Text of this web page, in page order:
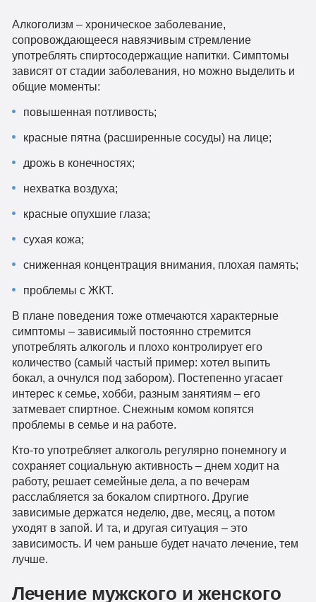
Алкоголизм – хроническое заболевание,
сопровождающееся навязчивым стремление
употреблять спиртосодержащие напитки. Симптомы
зависят от стадии заболевания, но можно выделить и
общие моменты:
повышенная потливость;
красные пятна (расширенные сосуды) на лице;
дрожь в конечностях;
нехватка воздуха;
красные опухшие глаза;
сухая кожа;
сниженная концентрация внимания, плохая память;
проблемы с ЖКТ.
В плане поведения тоже отмечаются характерные
симптомы – зависимый постоянно стремится
употреблять алкоголь и плохо контролирует его
количество (самый частый пример: хотел выпить
бокал, а очнулся под забором). Постепенно угасает
интерес к семье, хобби, разным занятиям – его
затмевает спиртное. Снежным комом копятся
проблемы в семье и на работе.
Кто-то употребляет алкоголь регулярно понемногу и
сохраняет социальную активность – днем ходит на
работу, решает семейные дела, а по вечерам
расслабляется за бокалом спиртного. Другие
зависимые держатся неделю, две, месяц, а потом
уходят в запой. И та, и другая ситуация – это
зависимость. И чем раньше будет начато лечение, тем
лучше.
Лечение мужского и женского